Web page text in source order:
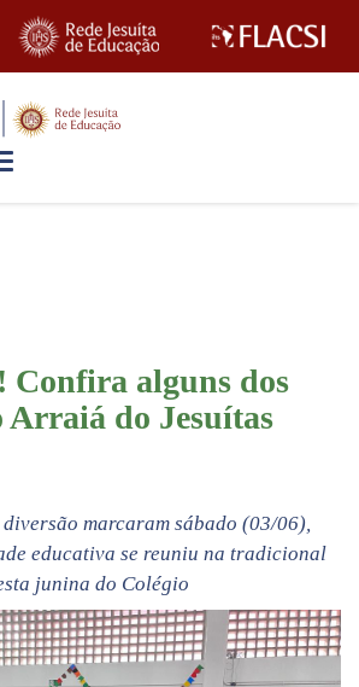
navegação
Confira alguns dos
Arraiá do Jesuítas
marcaram sábado (03/06),
educativa se reuniu na tradicional
junina do Colégio